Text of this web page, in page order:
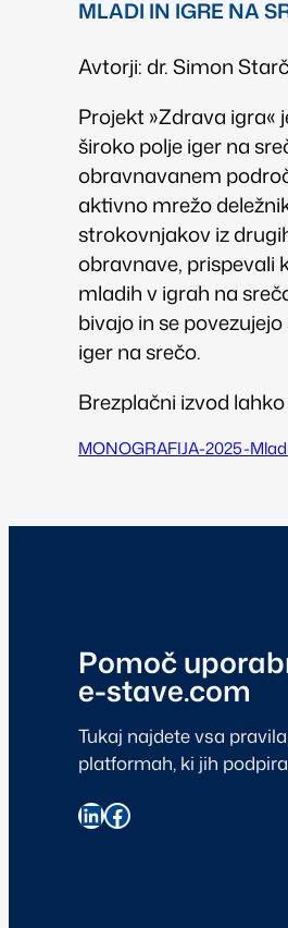
MLADI IN IGRE NA
Avtorji: dr. Simon
Projekt »Zdrava igra«
široko polje iger na
obravnavanem
aktivno mrežo
strokovnjakov iz
obravnave, prispevali
mladih v igrah na
bivajo in se
iger na srečo.
Brezplačni izvod
MONOGRAFIJA-2025-
Pomoč
e-stave.com
Tukaj najdete vsa
platformah, ki jih